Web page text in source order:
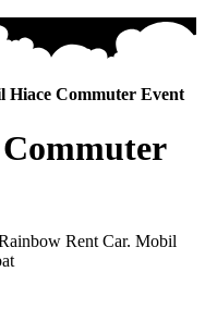
Hiace Commuter Event
Rent Car. Mobil